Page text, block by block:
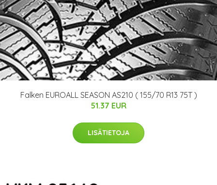
Falken EUROALL SEASON AS210 ( 155/70 R13 75T )
51.37 EUR
LISÄTIETOJA